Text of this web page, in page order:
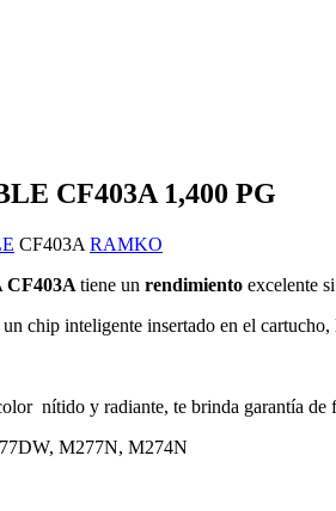
CF403A 1,400 PG
CF403A RAMKO
tiene un rendimiento excelente
chip inteligente insertado en el cartucho,
nítido y radiante, te brinda garantía de
M277N, M274N